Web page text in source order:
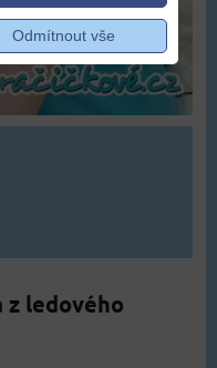
z ledového
Odmítnout vše